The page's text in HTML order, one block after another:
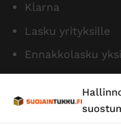
Klarna
Lasku yrityksille
Ennakkolasku